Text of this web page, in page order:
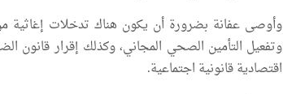
وأوصى عفانة بضرورة أن يكون هناك تدخلات إغاثية من
وتفعيل التأمين الصحي المجاني، وكذلك إقرار قانون
اقتصادية قانونية اجتماعية.